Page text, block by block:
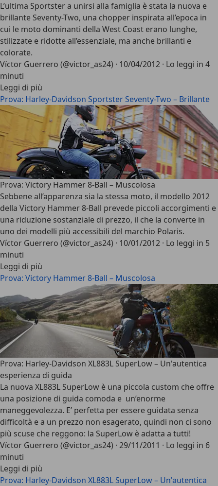
L’ultima Sportster a unirsi alla famiglia è stata la nuova e
brillante Seventy-Two, una chopper inspirata all’epoca in
cui le moto dominanti della West Coast erano lunghe,
stilizzate e ridotte all’essenziale, ma anche brillanti e
colorate.
Víctor Guerrero (@victor_as24) · 10/04/2012 · Lo leggi in 4
minuti
Leggi di più
Prova: Harley-Davidson Sportster Seventy-Two – Brillante
Prova: Victory Hammer 8-Ball – Muscolosa
Sebbene all’apparenza sia la stessa moto, il modello 2012
della Victory Hammer 8-Ball prevede piccoli accorgimenti e
una riduzione sostanziale di prezzo, il che la converte in
uno dei modelli più accessibili del marchio Polaris.
Víctor Guerrero (@victor_as24) · 10/01/2012 · Lo leggi in 5
minuti
Leggi di più
Prova: Victory Hammer 8-Ball – Muscolosa
Prova: Harley-Davidson XL883L SuperLow – Un'autentica
esperienza di guida
La nuova XL883L SuperLow è una piccola custom che offre
una posizione di guida comoda e un’enorme
maneggevolezza. E’ perfetta per essere guidata senza
difficoltà e a un prezzo non esagerato, quindi non ci sono
più scuse che reggono: la SuperLow è adatta a tutti!
Víctor Guerrero (@victor_as24) · 29/11/2011 · Lo leggi in 6
minuti
Leggi di più
Prova: Harley-Davidson XL883L SuperLow – Un'autentica